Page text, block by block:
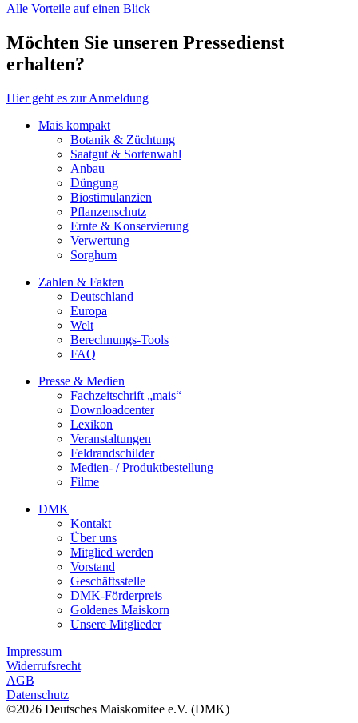
Alle Vorteile auf einen Blick
Möchten Sie unseren Pressedienst
erhalten?
Hier geht es zur Anmeldung
Mais kompakt
Botanik & Züchtung
Saatgut & Sortenwahl
Anbau
Düngung
Biostimulanzien
Pflanzenschutz
Ernte & Konservierung
Verwertung
Sorghum
Zahlen & Fakten
Deutschland
Europa
Welt
Berechnungs-Tools
FAQ
Presse & Medien
Fachzeitschrift „mais“
Downloadcenter
Lexikon
Veranstaltungen
Feldrandschilder
Medien- / Produktbestellung
Filme
DMK
Kontakt
Über uns
Mitglied werden
Vorstand
Geschäftsstelle
DMK-Förderpreis
Goldenes Maiskorn
Unsere Mitglieder
Impressum
Widerrufsrecht
AGB
Datenschutz
©2026 Deutsches Maiskomitee e.V. (DMK)